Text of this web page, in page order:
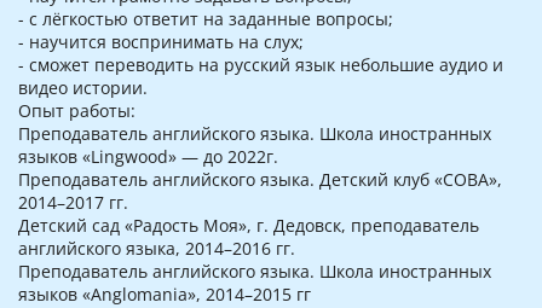
- с лёгкостью ответит на заданные вопросы;
- научится воспринимать на слух;
- сможет переводить на русский язык небольшие аудио и
видео истории.
Опыт работы:
Преподаватель английского языка. Школа иностранных
языков «Lingwood» — до 2022г.
Преподаватель английского языка. Детский клуб «СОВА»,
2014–2017 гг.
Детский сад «Радость Моя», г. Дедовск, преподаватель
английского языка, 2014–2016 гг.
Преподаватель английского языка. Школа иностранных
языков «Anglomania», 2014–2015 гг